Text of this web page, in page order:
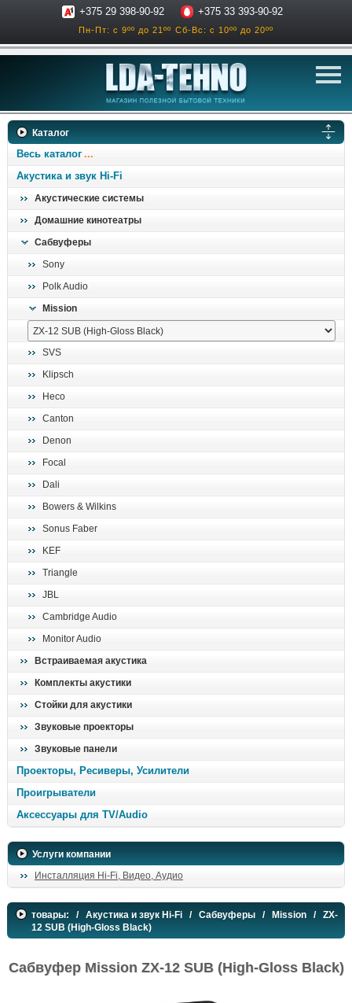
+375 29 398-90-92 +375 33 393-90-92
Пн-Пт: с 9ºº до 21ºº Сб-Вс: с 10ºº до 20ºº
телевизоры
ресиверы, усилители
проигрыватели
о нас
Каталог
Весь каталог
Акустика и звук Hi-Fi
Акустические системы
Домашние кинотеатры
Сабвуферы
Sony
Polk Audio
Mission
SVS
Klipsch
Heco
Canton
Denon
Focal
Dali
Bowers & Wilkins
Sonus Faber
KEF
Triangle
JBL
Cambridge Audio
Monitor Audio
Встраиваемая акустика
Комплекты акустики
Стойки для акустики
Звуковые проекторы
Звуковые панели
Проекторы, Ресиверы, Усилители
Проигрыватели
Аксессуары для TV/Audio
Услуги компании
Инсталляция Hi-Fi, Видео, Аудио
товары: / Акустика и звук Hi-Fi / Сабвуферы / Mission / ZX-
12 SUB (High-Gloss Black)
Сабвуфер Mission ZX-12 SUB (High-Gloss Black)